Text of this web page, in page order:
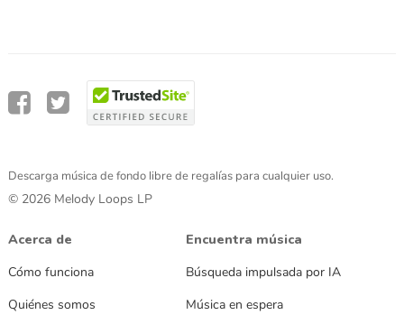
Descarga música de fondo libre de regalías para cualquier uso.
© 2026 Melody Loops LP
Acerca de
Cómo funciona
Quiénes somos
Encuentra música
Búsqueda impulsada por IA
Música en espera